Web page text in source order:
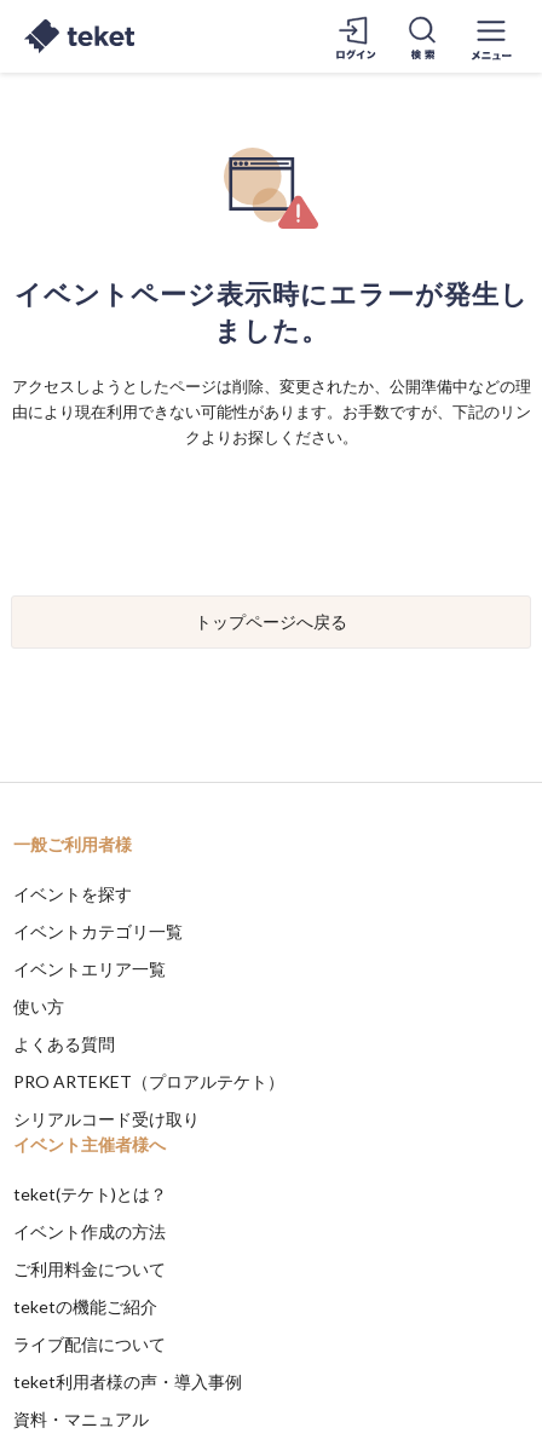
イベントページ表示時にエラーが発生し
ました。
アクセスしようとしたページは削除、変更されたか、公開準備中などの理
由により現在利用できない可能性があります。お手数ですが、下記のリン
クよりお探しください。
トップページへ戻る
一般ご利用者様
イベントを探す
イベントカテゴリ一覧
イベントエリア一覧
使い方
よくある質問
PRO ARTEKET（プロアルテケト）
シリアルコード受け取り
イベント主催者様へ
teket(テケト)とは？
イベント作成の方法
ご利用料金について
teketの機能ご紹介
ライブ配信について
teket利用者様の声・導入事例
資料・マニュアル